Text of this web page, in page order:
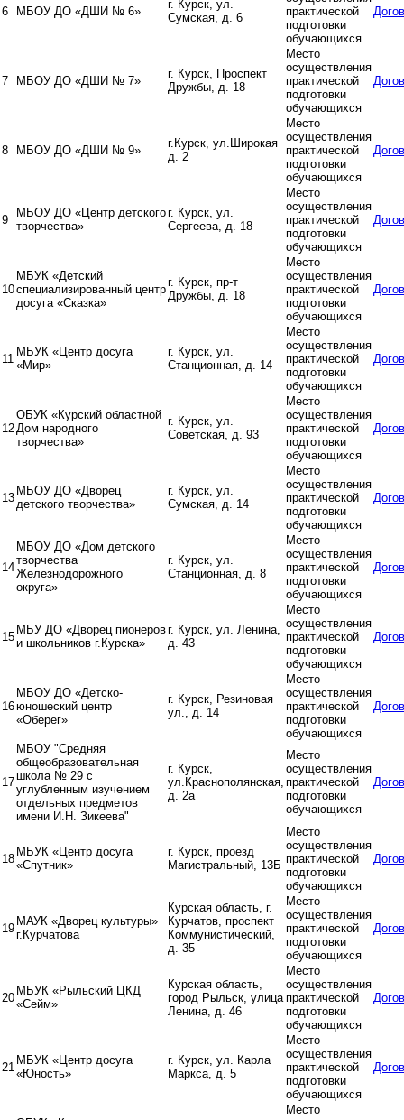
6 МБОУ ДО «ДШИ № 6»
г. Курск, ул.
Сумская, д. 6
практической
подготовки
обучающихся
7 МБОУ ДО «ДШИ № 7»
г. Курск, Проспект
Дружбы, д. 18
Место
осуществления
практической
подготовки
обучающихся
8 МБОУ ДО «ДШИ № 9»
г.Курск, ул.Широкая
д. 2
Место
осуществления
практической
подготовки
обучающихся
9
МБОУ ДО «Центр детского
творчества»
г. Курск, ул.
Сергеева, д. 18
Место
осуществления
практической
подготовки
обучающихся
10
МБУК «Детский
специализированный центр
досуга «Сказка»
г. Курск, пр-т
Дружбы, д. 18
Место
осуществления
практической
подготовки
обучающихся
11
МБУК «Центр досуга
«Мир»
г. Курск, ул.
Станционная, д. 14
Место
осуществления
практической
подготовки
обучающихся
12
ОБУК «Курский областной
Дом народного
творчества»
г. Курск, ул.
Советская, д. 93
Место
осуществления
практической
подготовки
обучающихся
13
МБОУ ДО «Дворец
детского творчества»
г. Курск, ул.
Сумская, д. 14
Место
осуществления
практической
подготовки
обучающихся
14
МБОУ ДО «Дом детского
творчества
Железнодорожного
округа»
г. Курск, ул.
Станционная, д. 8
Место
осуществления
практической
подготовки
обучающихся
15
МБУ ДО «Дворец пионеров
и школьников г.Курска»
г. Курск, ул. Ленина,
д. 43
Место
осуществления
практической
подготовки
обучающихся
16
МБОУ ДО «Детско-
юношеский центр
«Оберег»
г. Курск, Резиновая
ул., д. 14
Место
осуществления
практической
подготовки
обучающихся
17
МБОУ "Средняя
общеобразовательная
школа № 29 с
углубленным изучением
отдельных предметов
имени И.Н. Зикеева"
г. Курск,
ул.Краснополянская,
д. 2а
Место
осуществления
практической
подготовки
обучающихся
18
МБУК «Центр досуга
«Спутник»
г. Курск, проезд
Магистральный, 13Б
Место
осуществления
практической
подготовки
обучающихся
19
МАУК «Дворец культуры»
г.Курчатова
Курская область, г.
Курчатов, проспект
Коммунистический,
д. 35
Место
осуществления
практической
подготовки
обучающихся
20
МБУК «Рыльский ЦКД
«Сейм»
Курская область,
город Рыльск, улица
Ленина, д. 46
Место
осуществления
практической
подготовки
обучающихся
21
МБУК «Центр досуга
«Юность»
г. Курск, ул. Карла
Маркса, д. 5
Место
осуществления
практической
подготовки
обучающихся
Место